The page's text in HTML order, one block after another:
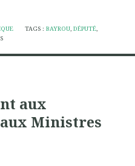
TAGS :BAYROU,DÉPUTÉ,
aux
Ministres